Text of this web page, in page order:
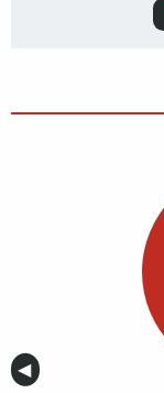
Anterior
◀︎